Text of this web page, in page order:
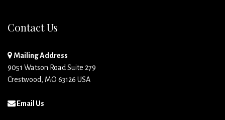
Contact Us
Mailing Address
9051 Watson Road Suite 279
Crestwood, MO 63126 USA
Email Us